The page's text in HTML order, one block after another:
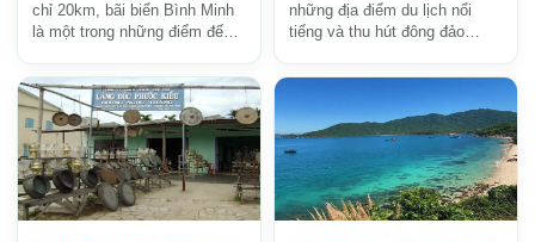
chỉ 20km, bãi biển Bình Minh
là một trong những điểm đến
Nam. Không chỉ ...
những địa điểm du lịch nổi
tiếng và thu hút đông đảo
Nằm tại tỉnh Quảng Nam...